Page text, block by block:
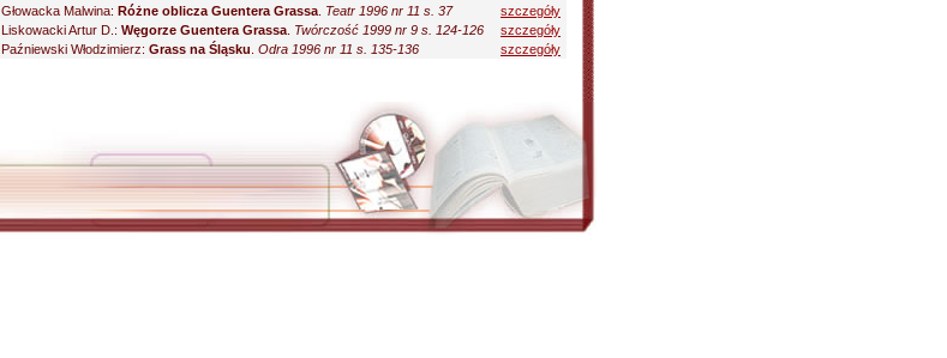
Głowacka Malwina: Różne oblicza Guentera Grassa Teatr 1996 nr 11 s. 37
szczegóły
Liskowacki Artur D.: Węgorze Guentera Grassa Twórczość 1999 nr 9 s. 124-126
szczegóły
Paźniewski Włodzimierz: Grass na Śląsku Odra 1996 nr 11 s. 135-136 szczegóły